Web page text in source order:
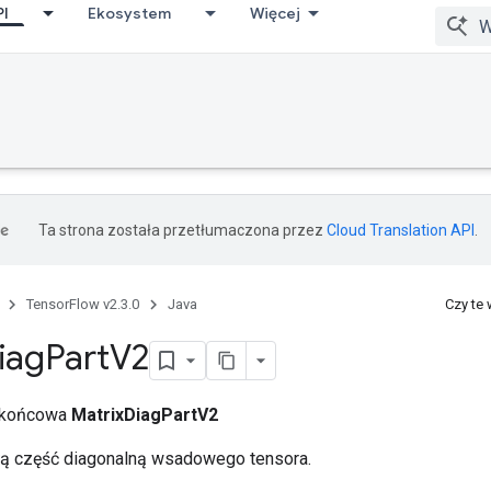
Ekosystem Więcej
Ta strona została przetłumaczona przez Cloud Translation API
TensorFlow v2.3.0 Java Czy te
PartV2
MatrixDiagPartV2
część diagonalną wsadowego tensora.